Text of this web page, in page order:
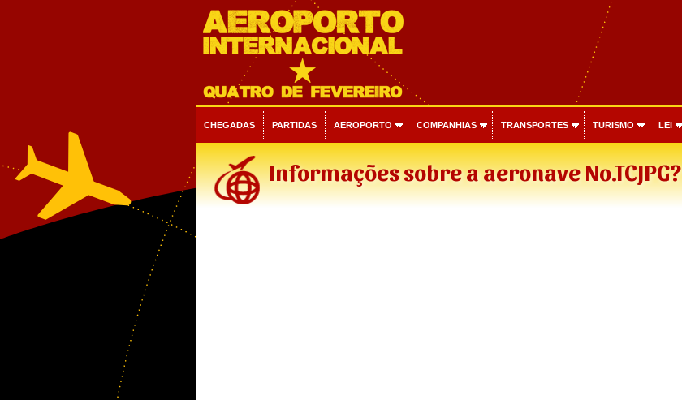
CHEGADAS PARTIDAS AEROPORTO COMPANHIAS TRANSPORTES TURISMO LEI
Informações sobre a aeronave No.TCJPG?